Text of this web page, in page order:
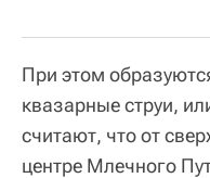
При этом
квазарные струи,
считают, что от
центре Млечного